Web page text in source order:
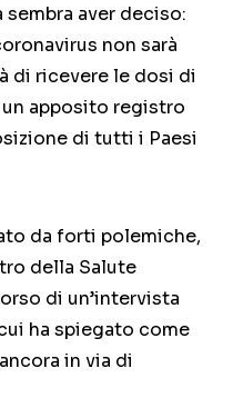
aver deciso:
non sarà
di ricevere le dosi di
apposito registro
di tutti i Paesi
da forti polemiche,
della Salute
di un’intervista
ha spiegato come
in via di